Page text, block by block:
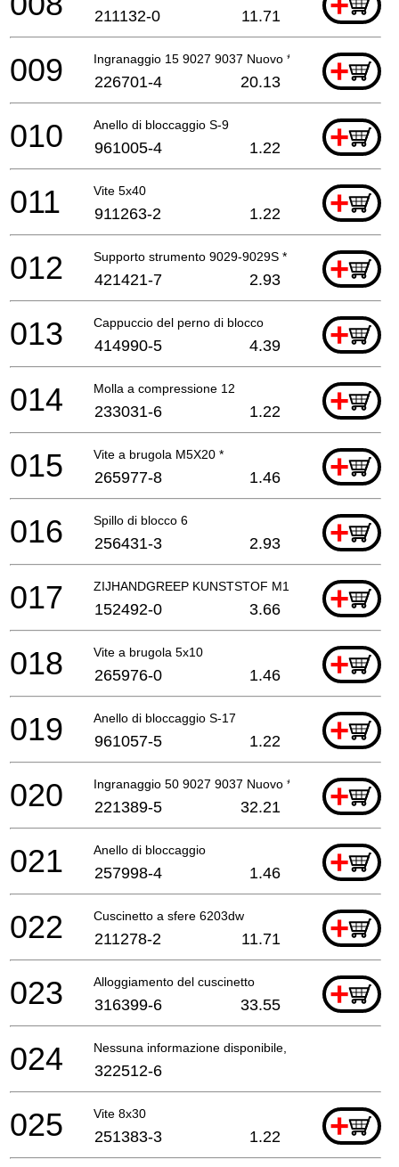
211132-0 11.71
Ingranaggio 15 9027 9037 Nuovo * +
009 226701-4 20.13
Anello di bloccaggio S-9 +
010 961005-4 1.22
Vite 5x40 +
011 911263-2 1.22
Supporto strumento 9029-9029S * +
012 421421-7 2.93
Cappuccio del perno di blocco +
013 414990-5 4.39
Molla a compressione 12 +
014 233031-6 1.22
Vite a brugola M5X20 * +
015 265977-8 1.46
Spillo di blocco 6 +
016 256431-3 2.93
ZIJHANDGREEP KUNSTSTOF M12 +
017 152492-0 3.66
Vite a brugola 5x10 +
018 265976-0 1.46
Anello di bloccaggio S-17 +
019 961057-5 1.22
Ingranaggio 50 9027 9037 Nuovo * +
020 221389-5 32.21
Anello di bloccaggio +
021 257998-4 1.46
Cuscinetto a sfere 6203dw +
022 211278-2 11.71
Alloggiamento del cuscinetto +
023 316399-6 33.55
Nessuna informazione disponibile, non ordinabile
024 322512-6
Vite 8x30 +
025 251383-3 1.22